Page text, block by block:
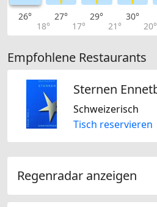
26°
18°
27°
17°
29°
21°
30°
20°
Empfohlene Restaurants
Sternen
Schweizerisch
Tisch reservieren
Regenradar anzeigen